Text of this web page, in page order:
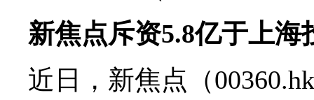
新焦点斥资5.8亿于上
近日，新焦点（